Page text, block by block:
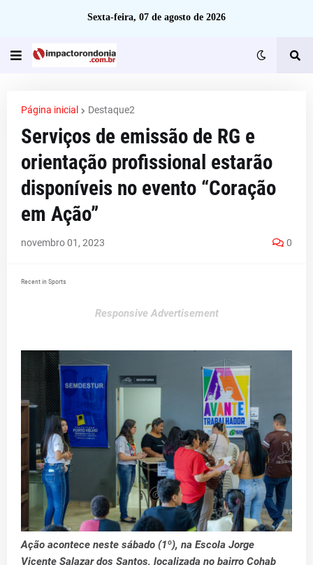
Sexta-feira, 07 de agosto de 2026
Página inicial Destaque2
Serviços de emissão de RG e
orientação profissional estarão
disponíveis no evento “Coração
em Ação”
novembro 01, 2023 0
Recent in Sports
Responsive Advertisement
Ação acontece neste sábado (1º), na Escola Jorge
Vicente Salazar dos Santos, localizada no bairro Cohab